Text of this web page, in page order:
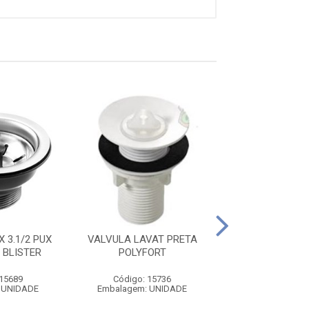
3.1/2 PUX
VALVULA LAVAT PRETA
POLYFORT
Código: 15736
Embalagem: UNIDADE